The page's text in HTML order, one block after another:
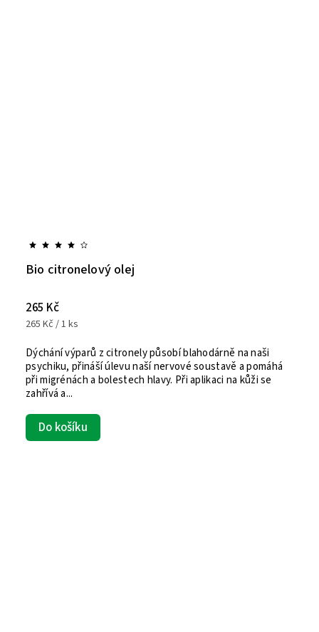
Bio citronelový olej
265 Kč
265 Kč / 1 ks
Do košíku
Dýchání výparů z citronely působí blahodárně na naši
psychiku, přináší úlevu naší nervové soustavě a pomáhá
při migrénách a bolestech hlavy. Při aplikaci na kůži se
zahřívá a...